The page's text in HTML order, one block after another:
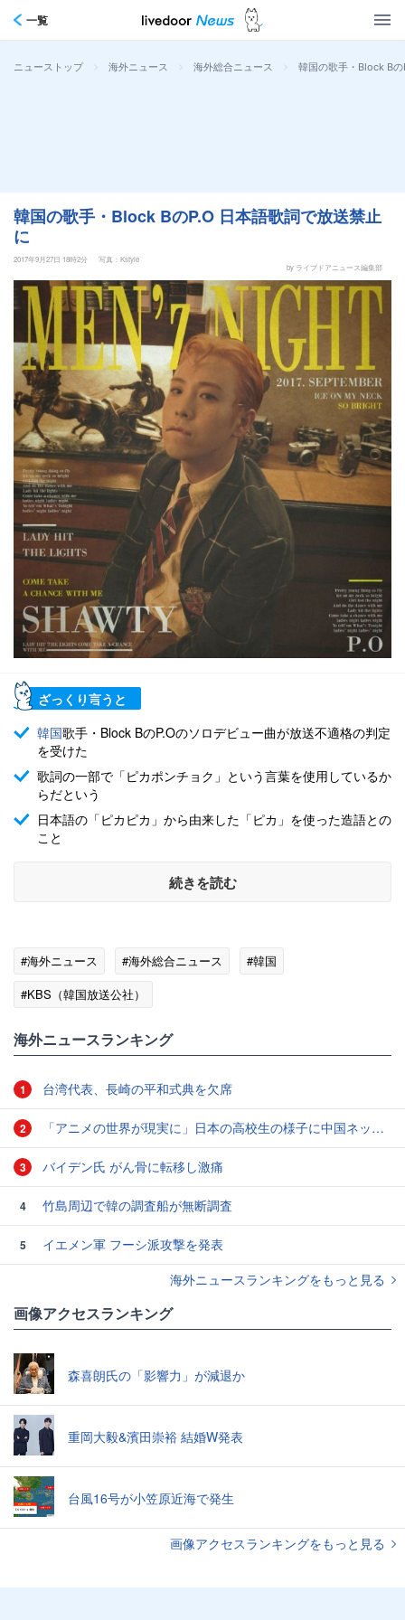
一覧
ニューストップ > 海外ニュース > 海外総合ニュース > 韓国の歌手・Block B
韓国の歌手・Block BのP.O 日本語歌詞で放送禁止
に
2017年9月27日 18時2分
写真：Kstyle
by ライブドアニュース編集部
ざっくり言うと
韓国歌手・Block BのP.Oのソロデビュー曲が放送不適格の判定
を受けた
歌詞の一部で「ピカポンチョク」という言葉を使用しているか
らだという
日本語の「ピカピカ」から由来した「ピカ」を使った造語との
こと
続きを読む
#海外ニュース #海外総合ニュース
#韓国
#KBS（韓国放送公社）
海外ニュースランキング
1 台湾代表、長崎の平和式典を欠席
2 「アニメの世界が現実に」日本の高校生の様子に中国ネット「青春」「うらやましい」
3 バイデン氏 がん骨に転移し激痛
4 竹島周辺で韓の調査船が無断調査
5
イエメン軍 フーシ派攻撃を発表
海外ニュースランキングをもっと見る
画像アクセスランキング
森喜朗氏の「影響力」が減退か
重岡大毅&濱田崇裕 結婚W発表
台風16号が小笠原近海で発生
画像アクセスランキングをもっと見る